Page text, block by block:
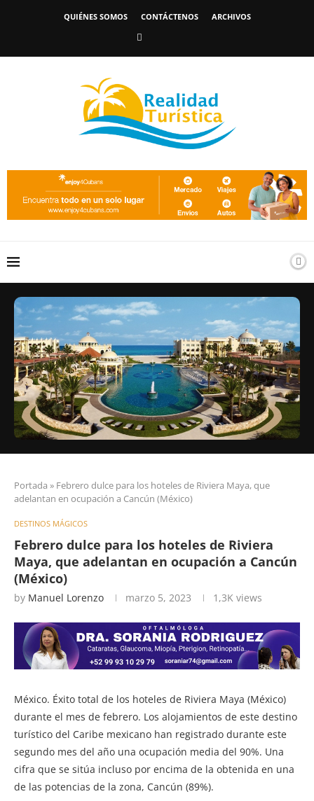
QUIÉNES SOMOS CONTÁCTENOS ARCHIVOS
Portada » Febrero dulce para los hoteles de Riviera Maya, que
adelantan en ocupación a Cancún (México)
DESTINOS MÁGICOS
Febrero dulce para los hoteles de Riviera
Maya, que adelantan en ocupación a Cancún
(México)
by Manuel Lorenzo marzo 5, 2023 1,3K views
México. Éxito total de los hoteles de Riviera Maya (México)
durante el mes de febrero. Los alojamientos de este destino
turístico del Caribe mexicano han registrado durante este
segundo mes del año una ocupación media del 90%. Una
cifra que se sitúa incluso por encima de la obtenida en una
de las potencias de la zona, Cancún (89%).